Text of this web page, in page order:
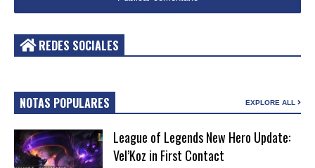
REDES SOCIALES
NOTAS POPULARES EXPLORE ALL
League of Legends New Hero Update:
Vel’Koz in First Contact